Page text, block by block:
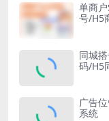
单商
号/H5
同城
码/H5
广告
系统